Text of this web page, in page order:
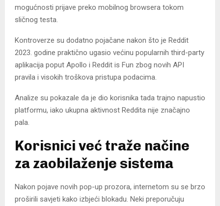
mogućnosti prijave preko mobilnog browsera tokom
sličnog testa.
Kontroverze su dodatno pojačane nakon što je Reddit
2023. godine praktično ugasio većinu popularnih third-party
aplikacija poput Apollo i Reddit is Fun zbog novih API
pravila i visokih troškova pristupa podacima.
Analize su pokazale da je dio korisnika tada trajno napustio
platformu, iako ukupna aktivnost Reddita nije značajno
pala.
Korisnici već traže načine
za zaobilaženje sistema
Nakon pojave novih pop-up prozora, internetom su se brzo
proširili savjeti kako izbjeći blokadu. Neki preporučuju